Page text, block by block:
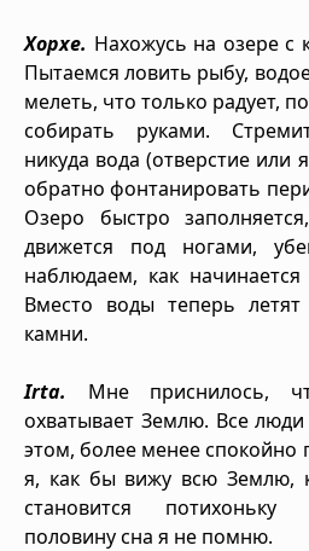
Хорхе. Нахожусь на озере с
Пытаемся ловить рыбу,
мелеть, что только радует,
собирать руками.
никуда вода (отверстие или
обратно фонтанировать
Озеро быстро
движется под ногами,
наблюдаем, как
Вместо воды теперь
камни.
Irta. Мне приснилось,
охватывает Землю. Все
этом, более менее спокойно
я, как бы вижу всю Землю,
становится
половину сна я не помню.